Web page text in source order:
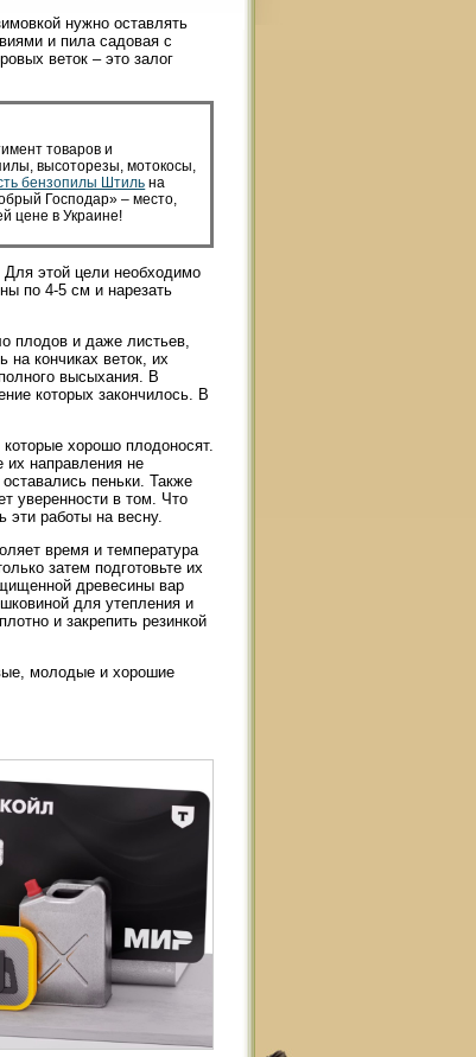
нужно оставлять
и пила садовая с
веток – это залог
товаров и
высоторезы, мотокосы,
бензопилы Штиль на
Господар» – место,
цене в Украине!
этой цели необходимо
по 4-5 см и нарезать
плодов и даже листьев,
кончиках веток, их
высыхания. В
которых закончилось. В
хорошо плодоносят.
их направления не
пеньки. Также
уверенности в том. Что
эти работы на весну.
время и температура
затем подготовьте их
древесины вар
для утепления и
и закрепить резинкой
молодые и хорошие